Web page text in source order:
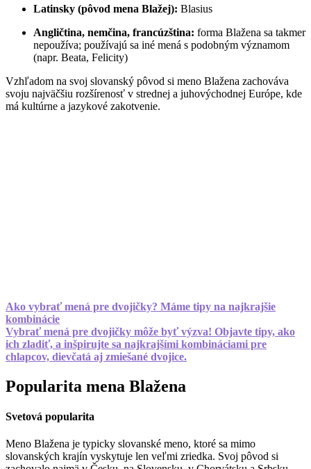
Latinsky (pôvod mena Blažej): Blasius
Angličtina, nemčina, francúzština: forma Blažena sa takmer
nepoužíva; používajú sa iné mená s podobným významom
(napr. Beata, Felicity)
Vzhľadom na svoj slovanský pôvod si meno Blažena zachováva
svoju najväčšiu rozšírenosť v strednej a juhovýchodnej Európe, kde
má kultúrne a jazykové zakotvenie.
Ako vybrať mená pre dvojičky? Máme tipy na najkrajšie
kombinácie
Vybrať mená pre dvojičky môže byť výzva! Objavte tipy, ako
ich zladiť, a inšpirujte sa najkrajšími kombináciami pre
chlapcov, dievčatá aj zmiešané dvojice.
Popularita mena Blažena
Svetová popularita
Meno Blažena je typicky slovanské meno, ktoré sa mimo
slovanských krajín vyskytuje len veľmi zriedka. Svoj pôvod si